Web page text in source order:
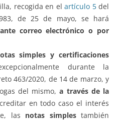
recogida en elartículo 5del
de 25 de mayo, se hará
correo electrónico o por
simples y certificaciones
durante la
463/2020, de 14 de marzo, y
del mismo,a través de la
en todo caso el interés
las notas simplestambién